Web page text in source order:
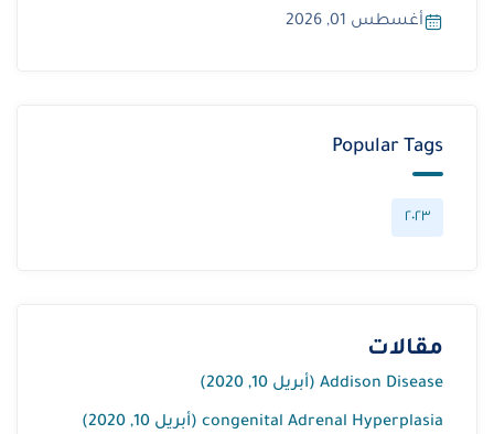
أغسطس 01, 2026
Popular Tags
٢٠٢٣
مقالات
Addison Disease (أبريل 10, 2020)
congenital Adrenal Hyperplasia (أبريل 10, 2020)